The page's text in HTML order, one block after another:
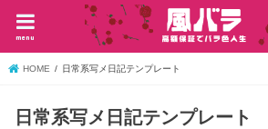
menu
HOME 日常系写メ日記テンプレート
日常系写メ日記テンプレート